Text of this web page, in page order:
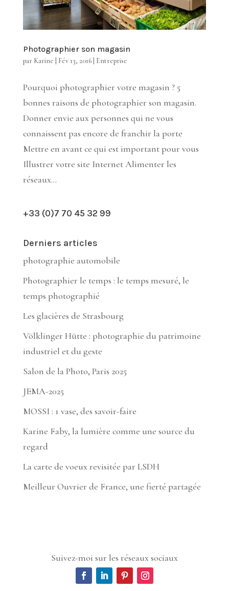
Photographier son magasin
par Karine Fév 13, 2016| Entreprise
Pourquoi photographier votre magasin ? 5
bonnes raisons de photographier son magasin.
Donner envie aux personnes qui ne vous
connaissent pas encore de franchir la porte
Mettre en avant ce qui est important pour vous
Illustrer votre site Internet Alimenter les
réseaux...
+33 (0)7 70 45 32 99
Derniers articles
photographie automobile
Photographier le temps : le temps mesuré, le
temps photographié
Les glacières de Strasbourg
Völklinger Hütte : photographie du patrimoine
industriel et du geste
Salon de la Photo, Paris 2025
JEMA-2025
MOSSI : 1 vase, des savoir-faire
Karine Faby, la lumière comme une source du
regard
La carte de voeux revisitée par LSDH
Meilleur Ouvrier de France, une fierté partagée
Suivez-moi sur les réseaux sociaux